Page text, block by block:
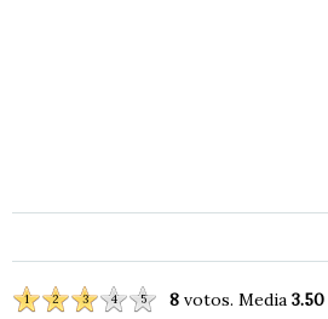
1 2 3 4 5 8 votos. Media 3.50